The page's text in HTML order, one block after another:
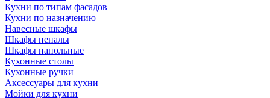
Кухни по типам фасадов
Кухни по назначению
Навесные шкафы
Шкафы пеналы
Шкафы напольные
Кухонные столы
Кухонные ручки
Аксессуары для кухни
Мойки для кухни